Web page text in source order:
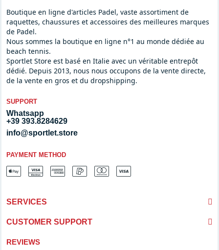
Boutique en ligne d'articles Padel, vaste assortiment de
raquettes, chaussures et accessoires des meilleures marques
de Padel.
Nous sommes la boutique en ligne n°1 au monde dédiée au
beach tennis.
Sportlet Store est basé en Italie avec un véritable entrepôt
dédié. Depuis 2013, nous nous occupons de la vente directe,
de la vente en gros et du dropshipping.
SUPPORT
Whatsapp
+39 393.8284629
info@sportlet.store
PAYMENT METHOD
SERVICES
CUSTOMER SUPPORT
REVIEWS